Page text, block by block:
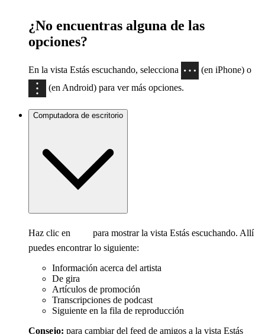
¿No encuentras alguna de las
opciones?
En la vista Estás escuchando, selecciona
(en iPhone) o
(en Android) para ver más opciones.
Computadora de escritorio
Haz clic en
para mostrar la vista Estás escuchando. Allí
puedes encontrar lo siguiente:
Información acerca del artista
De gira
Artículos de promoción
Transcripciones de podcast
Siguiente en la fila de reproducción
Consejo: para cambiar del feed de amigos a la vista Estás